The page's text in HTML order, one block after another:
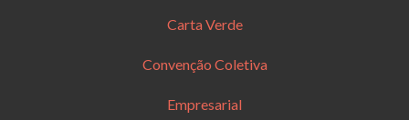
Carta Verde
Convenção Coletiva
Empresarial